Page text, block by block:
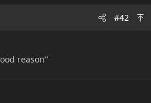
#42
reason"